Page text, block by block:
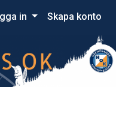
in Skapa konto